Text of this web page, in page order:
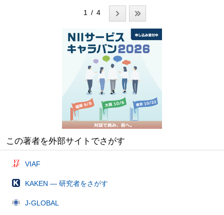
1 / 4
この著者を外部サイトでさがす
VIAF
KAKEN — 研究者をさがす
J-GLOBAL